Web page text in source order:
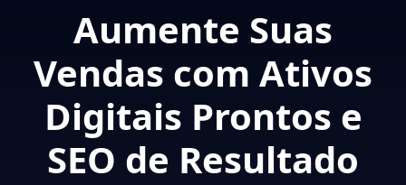
Aumente Suas
Vendas com Ativos
Digitais Prontos e
SEO de Resultado